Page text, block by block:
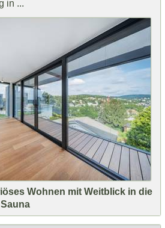
in ...
Wohnen mit Weitblick in die